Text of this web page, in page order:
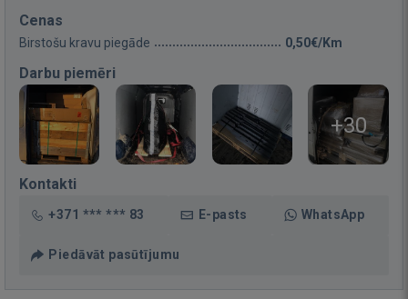
Cenas
Birstošu kravu piegāde 0,50€/Km
Darbu piemēri
+30
Kontakti
+371 *** *** 83 E-pasts WhatsApp
Piedāvāt pasūtījumu